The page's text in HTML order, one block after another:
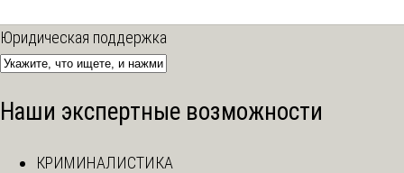
Юридическая поддержка
Наши экспертные возможности
КРИМИНАЛИСТИКА